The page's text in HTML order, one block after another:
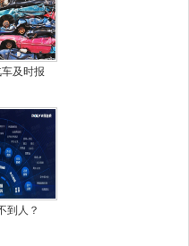
及时报
到人？